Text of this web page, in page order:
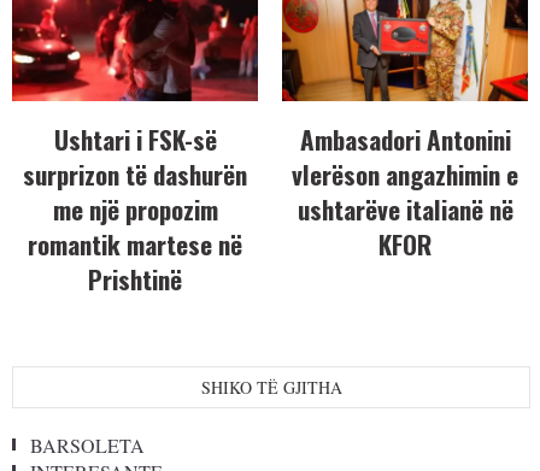
Ushtari i FSK-së
surprizon të dashurën
me një propozim
romantik martese në
Prishtinë
Ambasadori Antonini
vlerëson angazhimin e
ushtarëve italianë në
KFOR
SHIKO TË GJITHA
BARSOLETA